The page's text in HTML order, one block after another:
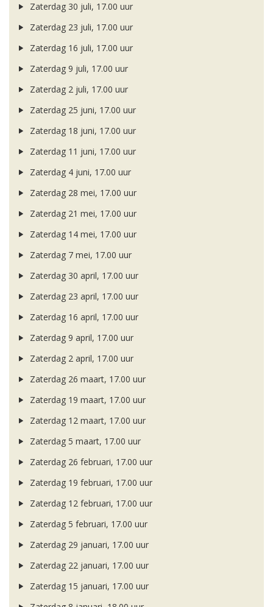
Zaterdag 30 juli, 17.00 uur
Zaterdag 23 juli, 17.00 uur
Zaterdag 16 juli, 17.00 uur
Zaterdag 9 juli, 17.00 uur
Zaterdag 2 juli, 17.00 uur
Zaterdag 25 juni, 17.00 uur
Zaterdag 18 juni, 17.00 uur
Zaterdag 11 juni, 17.00 uur
Zaterdag 4 juni, 17.00 uur
Zaterdag 28 mei, 17.00 uur
Zaterdag 21 mei, 17.00 uur
Zaterdag 14 mei, 17.00 uur
Zaterdag 7 mei, 17.00 uur
Zaterdag 30 april, 17.00 uur
Zaterdag 23 april, 17.00 uur
Zaterdag 16 april, 17.00 uur
Zaterdag 9 april, 17.00 uur
Zaterdag 2 april, 17.00 uur
Zaterdag 26 maart, 17.00 uur
Zaterdag 19 maart, 17.00 uur
Zaterdag 12 maart, 17.00 uur
Zaterdag 5 maart, 17.00 uur
Zaterdag 26 februari, 17.00 uur
Zaterdag 19 februari, 17.00 uur
Zaterdag 12 februari, 17.00 uur
Zaterdag 5 februari, 17.00 uur
Zaterdag 29 januari, 17.00 uur
Zaterdag 22 januari, 17.00 uur
Zaterdag 15 januari, 17.00 uur